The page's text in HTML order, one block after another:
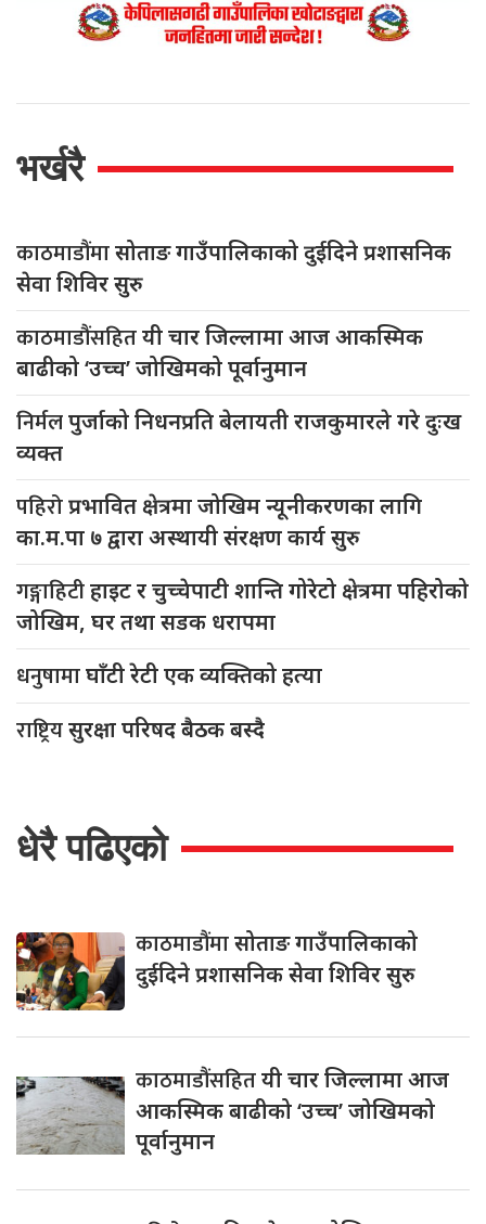
भर्खरै
काठमाडौंमासोताङ गाउँपालिकाको दुईदिने प्रशासनिक
सेवा शिविर सुरु
काठमाडौंसहितयी चार जिल्लामा आज आकस्मिक
बाढीको ‘उच्च’ जोखिमको पूर्वानुमान
निर्मलपुर्जाको निधनप्रति बेलायती राजकुमारले गरे दुःख
व्यक्त
पहिरोप्रभावित क्षेत्रमा जोखिम न्यूनीकरणका लागि
का.म.पा ७ द्वारा अस्थायी संरक्षण कार्य सुरु
गङ्गाहिटीहाइट र चुच्चेपाटी शान्ति गोरेटो क्षेत्रमा पहिरोको
जोखिम, घर तथा सडक धरापमा
धनुषामाघाँटी रेटी एक व्यक्तिको हत्या
राष्ट्रियसुरक्षा परिषद बैठक बस्दै
धेरै पढिएको
काठमाडौंमासोताङ गाउँपालिकाको
दुईदिने प्रशासनिक सेवा शिविर सुरु
काठमाडौंसहितयी चार जिल्लामा आज
आकस्मिक बाढीको ‘उच्च’ जोखिमको
पूर्वानुमान